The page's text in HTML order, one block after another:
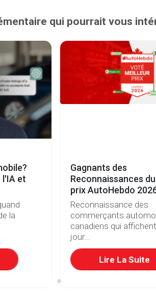
qui pourrait vous
l'IA et
la
Gagnants des
Reconnaissances
prix AutoHebdo
Reconnaissance des
commerçants
canadiens qui
jour...
Lire La Suite